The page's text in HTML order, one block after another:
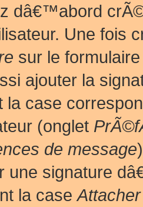
dâ€™abord
Une fois
sur le
ajouter la
la case
(onglet
de message
une signature
la case